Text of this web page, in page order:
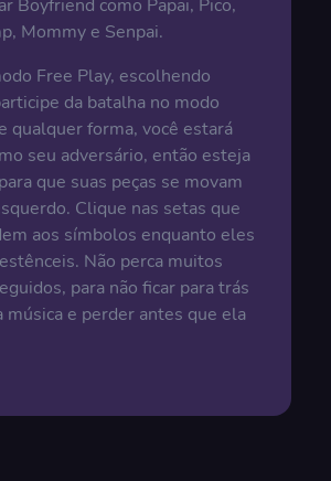
Boyfriend como Papai, Pico,
Mommy e Senpai.
Free Play, escolhendo
da batalha no modo
qualquer forma, você estará
seu adversário, então esteja
que suas peças se movam
Clique nas setas que
aos símbolos enquanto eles
Não perca muitos
para não ficar para trás
música e perder antes que ela